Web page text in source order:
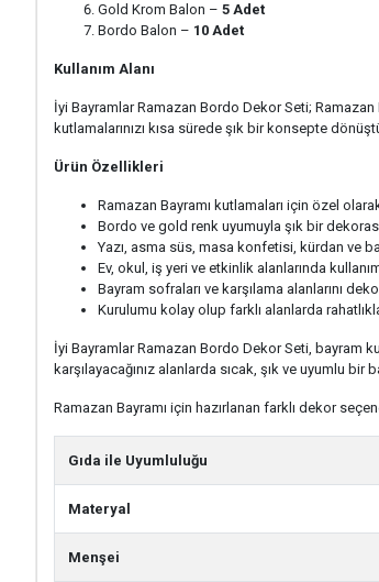
Gold Krom Balon – 5 Adet
Bordo Balon – 10 Adet
Kullanım Alanı
İyi Bayramlar Ramazan Bordo Dekor Seti;
kutlamalarınızı kısa sürede şık bir konsepte
Ürün Özellikleri
Ramazan Bayramı kutlamaları için özel olarak
Bordo ve gold renk uyumuyla şık bir
Yazı, asma süs, masa konfetisi, kürdan ve
Ev, okul, iş yeri ve etkinlik alanlarında
Bayram sofraları ve karşılama alanlarını
Kurulumu kolay olup farklı alanlarda
İyi Bayramlar Ramazan Bordo Dekor Seti, bayram
karşılayacağınız alanlarda sıcak, şık ve uyumlu bir
Ramazan Bayramı için hazırlanan farklı dekor
Gıda ile Uyumluluğu
Materyal
Menşei